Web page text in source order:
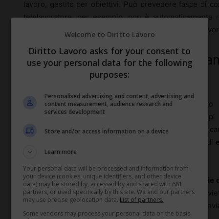
lavoro, gestito per obiettivi. Può prevedere fasce di
telelavoratore, per esempio, non è
significa appunto porre un confine netto, anche nel
Strumenti contrattuali per
Il veicolo principale per dare contenuto
contrattazione. Da un lato i
fissano principi
traducono questi principi in regole operative: orari,
limita a ribadire l’ovvio, ma entra nel merito dell’uso di
Slack, WhatsApp di gruppo), telefonate dirette.
Strumenti frequenti sono la definizione difasce orarie
canale “ufficiale” per le comunicazioni di lavoro e il
operative urgenti. Si può prevedere che i messaggi
Welcome to Diritto Lavoro
Diritto Lavoro asks for your consent to
use your personal data for the following
purposes:
Personalised advertising and content, advertising and
content measurement, audience research and
services development
Store and/or access information on a device
Learn more
Your personal data will be processed and information from
your device (cookies, unique identifiers, and other device
data) may be stored by, accessed by and shared with 681
partners, or used specifically by this site. We and our partners
may use precise geolocation data. List of partners.
Some vendors may process your personal data on the basis